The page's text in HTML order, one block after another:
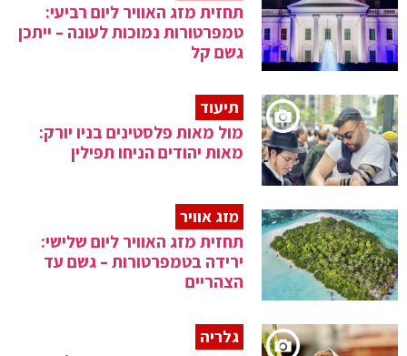
תחזית מזג האוויר ליום רביעי:
טמפרטורות נמוכות לעונה – ייתכן
גשם קל
תיעוד
מול מאות פלסטינים בניו יורק:
מאות יהודים הניחו תפילין
מזג אוויר
תחזית מזג האוויר ליום שלישי:
ירידה בטמפרטורות – גשם עד
הצהריים
גלריה